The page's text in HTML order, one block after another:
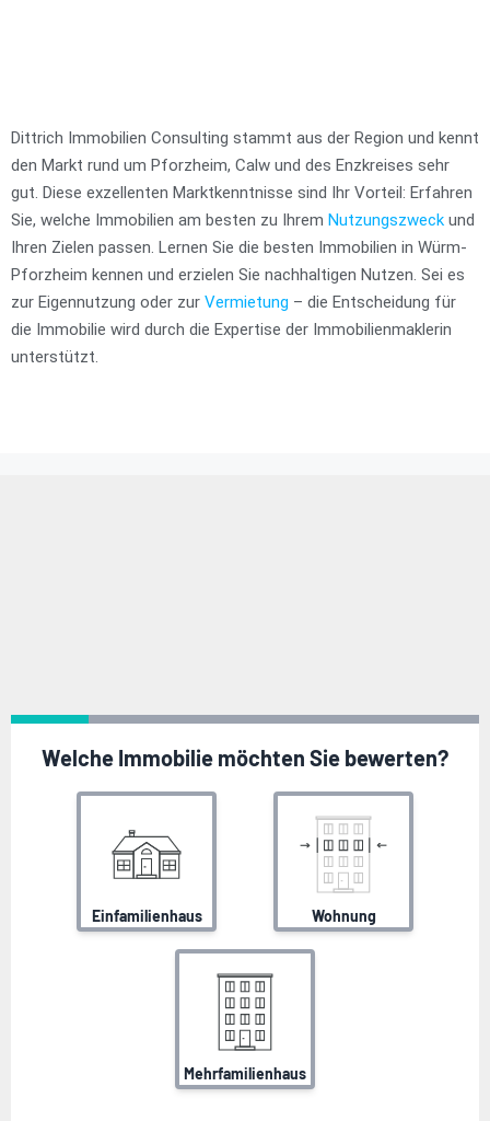
Dittrich Immobilien Consulting stammt aus der Region und kennt
den Markt rund um Pforzheim, Calw und des Enzkreises sehr
gut. Diese exzellenten Marktkenntnisse sind Ihr Vorteil: Erfahren
Sie, welche Immobilien am besten zu Ihrem Nutzungszweck und
Ihren Zielen passen. Lernen Sie die besten Immobilien in Würm-
Pforzheim kennen und erzielen Sie nachhaltigen Nutzen. Sei es
zur Eigennutzung oder zur Vermietung – die Entscheidung für
die Immobilie wird durch die Expertise der Immobilienmaklerin
unterstützt.